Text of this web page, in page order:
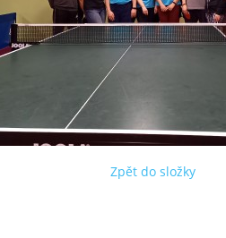
Zpět do složky